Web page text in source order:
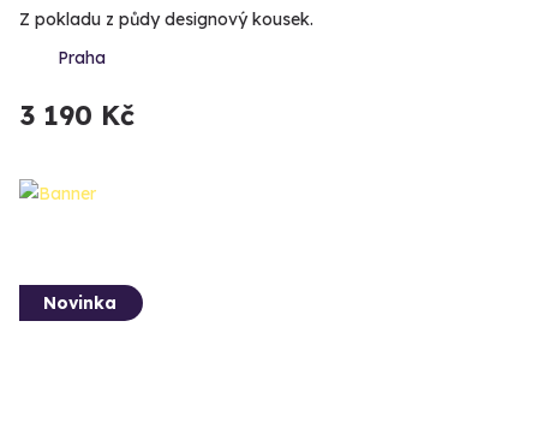
Z pokladu z půdy designový kousek.
Praha
3 190 Kč
Novinka